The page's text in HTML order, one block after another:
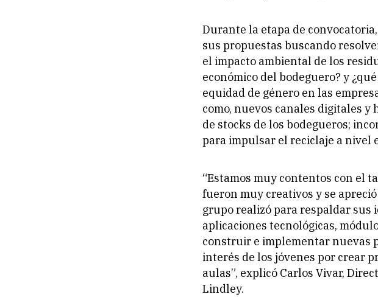
Durante la etapa de
sus propuestas buscando
el impacto ambiental de los
económico del bodeguero? y
equidad de género en las
como, nuevos canales digitales
de stocks de los bodegueros;
para impulsar el reciclaje a nivel
“Estamos muy contentos con el
fueron muy creativos y se
grupo realizó para respaldar sus
aplicaciones tecnológicas,
construir e implementar nuevas
interés de los jóvenes por crear
aulas”, explicó Carlos Vivar,
Lindley.